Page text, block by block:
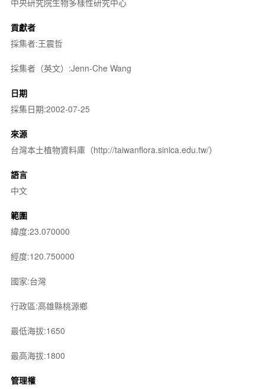
貢獻者
採集者:王震哲
採集者（英文）:Jenn-Che Wang
日期
採集日期:2002-07-25
來源
台灣本土植物資料庫（http://taiwanflora.sinica.edu.tw/）
語言
中文
範圍
緯度:23.070000
經度:120.750000
國家:台灣
行政區:高雄縣桃源鄉
最低海拔:1650
最高海拔:1800
管理權